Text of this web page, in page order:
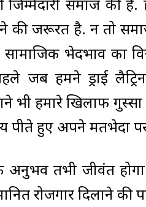
समाज की
जरूरत है. न तो
भेदभाव का
जब हमने ड्राई
भी हमारे खिलाफ
पीते हुए अपने मतभेदों
अनुभव तभी जीवंत
रोजगार दिलाने